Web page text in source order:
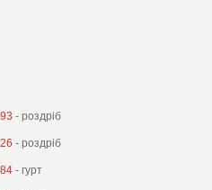
- роздріб
- роздріб
- гурт